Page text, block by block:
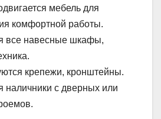
мебель для
комфортной работы.
все навесные шкафы,
крепежи, кронштейны.
наличники с дверных или